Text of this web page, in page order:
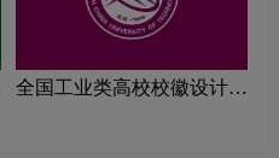
全国工业类高校校徽设计理